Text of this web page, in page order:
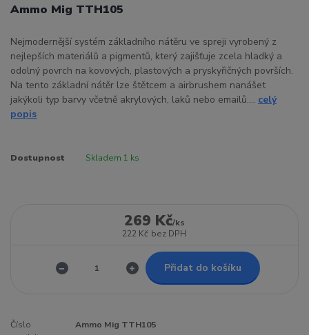
Ammo Mig TTH105
Nejmodernější systém základního nátěru ve spreji vyrobený z
nejlepších materiálů a pigmentů, který zajišťuje zcela hladký a
odolný povrch na kovových, plastových a pryskyřičných površích.
Na tento základní nátěr lze štětcem a airbrushem nanášet
jakýkoli typ barvy včetně akrylových, laků nebo emailů.... celý
popis
Dostupnost Skladem 1 ks
269 Kč/ks
222 Kč bez DPH
Přidat do košíku
Číslo
Ammo Mig TTH105